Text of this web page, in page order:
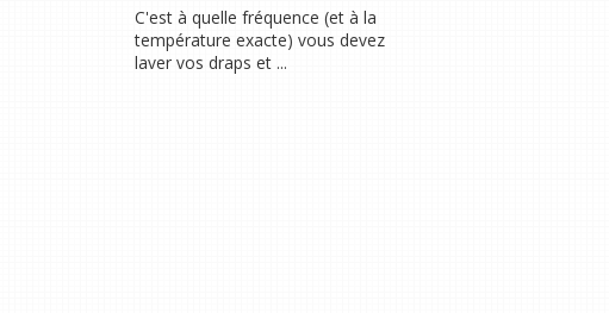
C'est à quelle fréquence (et à la
température exacte) vous devez
laver vos draps et ...